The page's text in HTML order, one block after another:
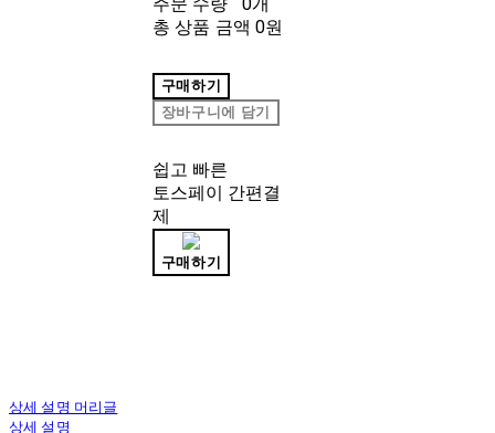
총 상품 금액 0원
구매하기
장바구니에 담기
쉽고 빠른
토스페이 간편결
제
구매하기
상세 설명 머리글
상세 설명